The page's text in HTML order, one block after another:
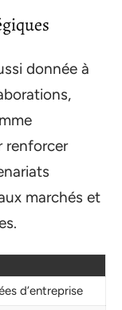
donnée à
renforcer
marchés et
d’entreprise